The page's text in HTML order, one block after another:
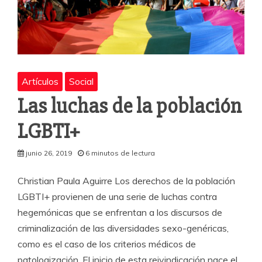
Artículos Social
Las luchas de la población
LGBTI+
junio 26, 2019 6 minutos de lectura
Christian Paula Aguirre Los derechos de la población
LGBTI+ provienen de una serie de luchas contra
hegemónicas que se enfrentan a los discursos de
criminalización de las diversidades sexo-genéricas,
como es el caso de los criterios médicos de
patologización. El inicio de esta reivindicación nace el